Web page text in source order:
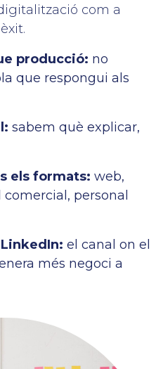
com a
producció: no
que respongui als
sabem què explicar,
els formats: web,
personal
el canal on el
més negoci a